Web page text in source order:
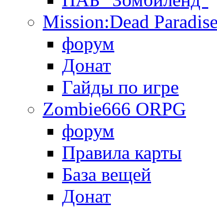
Mission:Dead
форум
Донат
Гайды по игре
Zombie666 ORPG
форум
Правила карты
База вещей
Донат